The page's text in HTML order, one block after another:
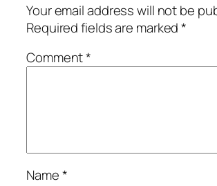
Your email address will not be
Required fields are marked*
Comment*
Name*